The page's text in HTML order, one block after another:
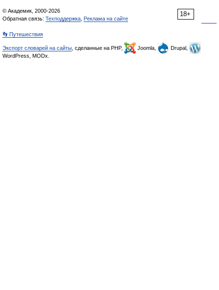
18+
© Академик, 2000-2026
Обратная связь: Техподдержка Реклама на сайте
👣 Путешествия
Экспорт словарей на сайты , сделанные на PHP, Joomla,
Drupal,
WordPress, MODx.